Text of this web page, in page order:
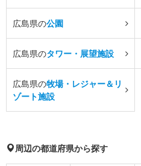
広島県の公園
広島県のタワー・展望施設
広島県の牧場・レジャー＆リ
ゾート施設
周辺の都道府県から探す